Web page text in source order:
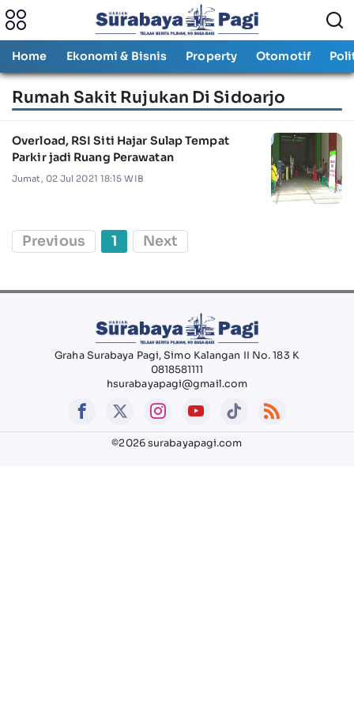
Home Ekonomi & Bisnis Property Otomotif
Rumah Sakit Rujukan Di Sidoarjo
Overload, RSI Siti Hajar Sulap Tempat
Parkir jadi Ruang Perawatan
Jumat, 02 Jul 2021 18:15 WIB
Previous 1 Next
Graha Surabaya Pagi, Simo Kalangan II No. 183 K
0818581111
hsurabayapagi@gmail.com
©2026 surabayapagi.com